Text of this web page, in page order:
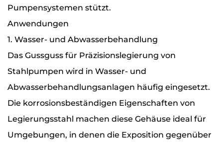
Pumpensystemen stützt.
Anwendungen
1. Wasser- und Abwasserbehandlung
Das Gussguss für Präzisionslegierung von
Stahlpumpen wird in Wasser- und
Abwasserbehandlungsanlagen häufig eingesetzt.
Die korrosionsbeständigen Eigenschaften von
Legierungsstahl machen diese Gehäuse ideal für
Umgebungen, in denen die Exposition gegenüber